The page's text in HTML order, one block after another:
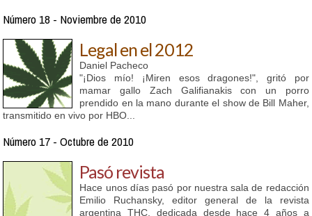
Número 18 - Noviembre de 2010
Legal en el 2012
Daniel Pacheco
"¡Dios mío! ¡Miren esos dragones!", gritó por
mamar gallo Zach Galifianakis con un porro
prendido en la mano durante el show de Bill Maher,
transmitido en vivo por HBO...
Número 17 - Octubre de 2010
Pasó revista
Hace unos días pasó por nuestra sala de redacción
Emilio Ruchansky, editor general de la revista
argentina THC, dedicada desde hace 4 años a